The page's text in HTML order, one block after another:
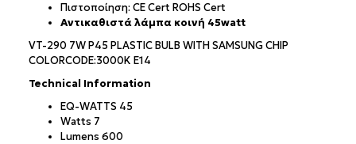
Πιστοποίηση: CE Cert ROHS Cert
Αντικαθιστά λάμπα κοινή 45watt
VT-290 7W P45 PLASTIC BULB WITH SAMSUNG CHIP
COLORCODE:3000K E14
Technical Information
EQ-WATTS 45
Watts 7
Lumens 600